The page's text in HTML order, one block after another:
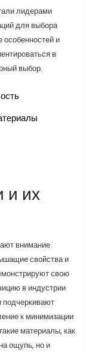
лидерами
для выбора
и
в
выбор.
и их
внимание
свойства и
свою
в индустрии
подчеркивают
к минимизации
материалы, как
ощупь, но и